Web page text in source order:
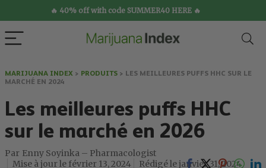
🔥 40% off with code SUMMER40 HERE 🔥
MARIJUANA INDEX > PRODUITS > LES MEILLEURES PUFFS HHC SUR LE
MARCHÉ EN 2024
Les meilleures puffs HHC
sur le marché en 2026
Enny Soyinka – Pharmacologist
février 13, 2024
janvier 31, 2024